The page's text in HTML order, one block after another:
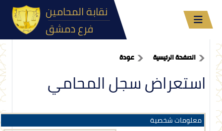
فرع دمشق
الصفحة الرئيسية عودة
استعراض سجل المحامي
معلومات شخصية